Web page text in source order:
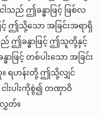
သည် ဤခန္ဓာဖြင့် ဖြစ်လ
င့် ဤသို့သော အခြင်းအရာရှိ
ဤခန္ဓာဖြင့် ဤသူတို့နှင့်
ြင့် တစ်ပါးသော အခြင်း
။ ရဟန်းတို့ ဤသို့လျှင်
ါးပါးကိုစွဲ၍ တဏှာဝိ
တ်။